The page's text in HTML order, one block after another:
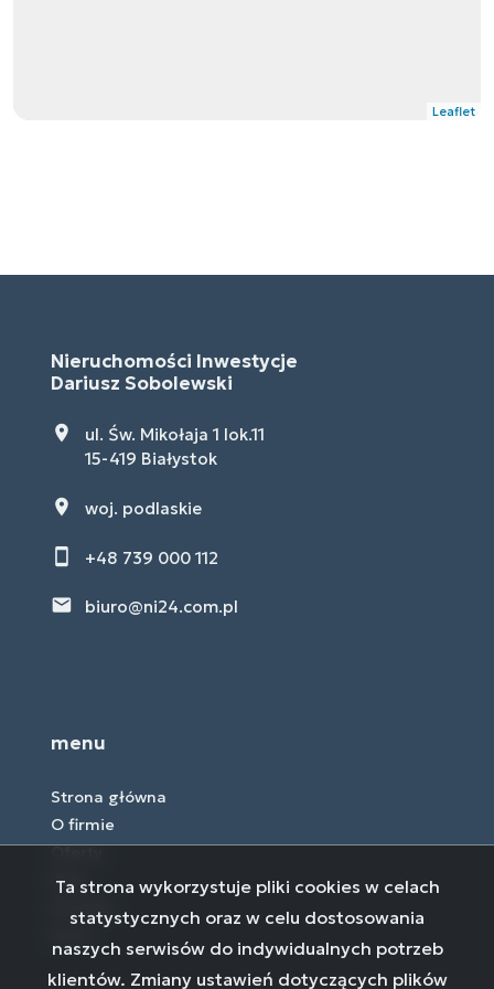
Leaflet
Nieruchomości Inwestycje
Dariusz Sobolewski
ul. Św. Mikołaja 1 lok.11
15-419 Białystok
woj. podlaskie
+48 739 000 112
biuro@ni24.com.pl
menu
Strona główna
O firmie
Oferty
Blog
Kontakt
Ta strona wykorzystuje pliki cookies w celach
statystycznych oraz w celu dostosowania
naszych serwisów do indywidualnych potrzeb
klientów. Zmiany ustawień dotyczących plików